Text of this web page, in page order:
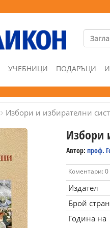
УЧЕБНИЦИ ПОДАРЪЦИ
Избори и избирателни
Избори
Автор: проф.
Коментари: 0
Издател
Брой
Година на